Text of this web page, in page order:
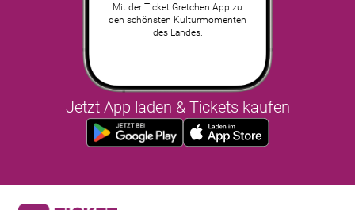
Mit der Ticket Gretchen App zu
den schönsten Kulturmomenten
des Landes.
Jetzt App laden & Tickets kaufen